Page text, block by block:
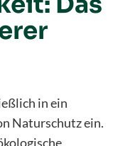
in ein
Naturschutz ein.